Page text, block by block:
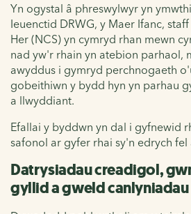
Yn ogystal â phreswylwyr yn
Ieuenctid DRWG, y Maer Ifanc,
Her (NCS) yn cymryd rhan mewn
nad yw'r rhain yn atebion parhaol,
awyddus i gymryd perchnogaeth
gobeithiwn y bydd hyn yn parhau
a llwyddiant.
Efallai y byddwn yn dal i gyfnewid
safonol ar gyfer rhai sy'n edrych
Datrysiadau creadigol,
gyllid a gweld canlyniadau